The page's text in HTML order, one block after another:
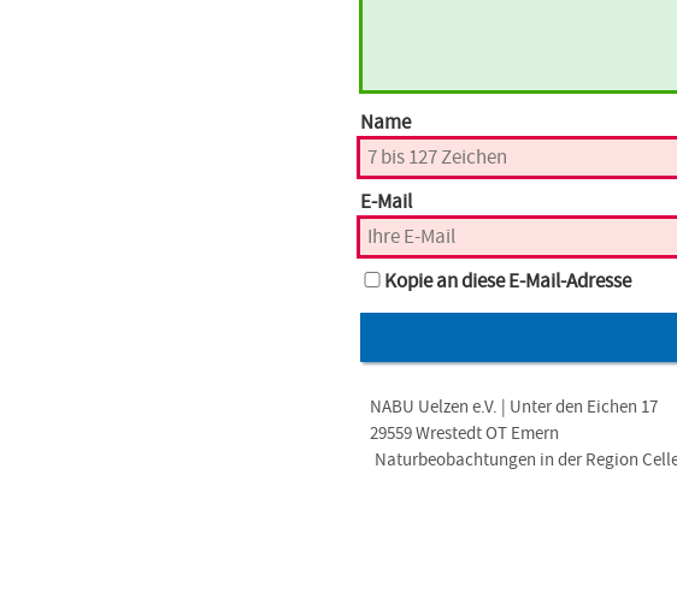
Name
E-Mail
Kopie an diese E-Mail-Adresse
NABU Uelzen e.V. | Unter den Eichen 17
29559 Wrestedt OT Emern
Naturbeobachtungen in der Region